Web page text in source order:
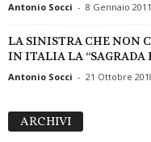
Antonio Socci - 8 Gennaio 2011
LA SINISTRA CHE NON
IN ITALIA LA “SAGRADA
Antonio Socci - 21 Ottobre
ARCHIVI